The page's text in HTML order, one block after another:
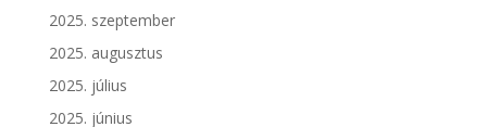
2025. szeptember
2025. augusztus
2025. július
2025. június